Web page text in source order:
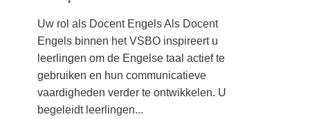
Uw rol als Docent Engels Als Docent
Engels binnen het VSBO inspireert u
leerlingen om de Engelse taal actief te
gebruiken en hun communicatieve
vaardigheden verder te ontwikkelen. U
begeleidt leerlingen...